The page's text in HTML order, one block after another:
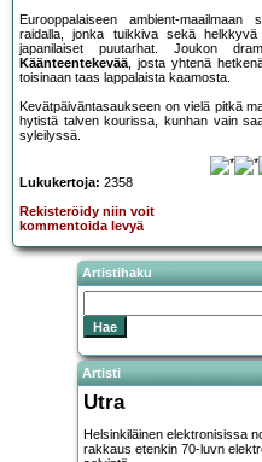
Eurooppalaiseen ambient-
raidalla, jonka tuikkiva sekä
japanilaiset puutarhat. Joukon
Käänteentekevää, josta yhtenä
toisinaan taas lappalaista kaamosta.
Kevätpäiväntasaukseen on vielä pitkä
hytistä talven kourissa, kunhan vain
syleilyssä.
Lukukertoja: 2358
Rekisteröidy niin voit
kommentoida levyä
Artistihaku
Artisti
Utra
Helsinkiläinen elektronisissa
rakkaus etenkin 70-luvn